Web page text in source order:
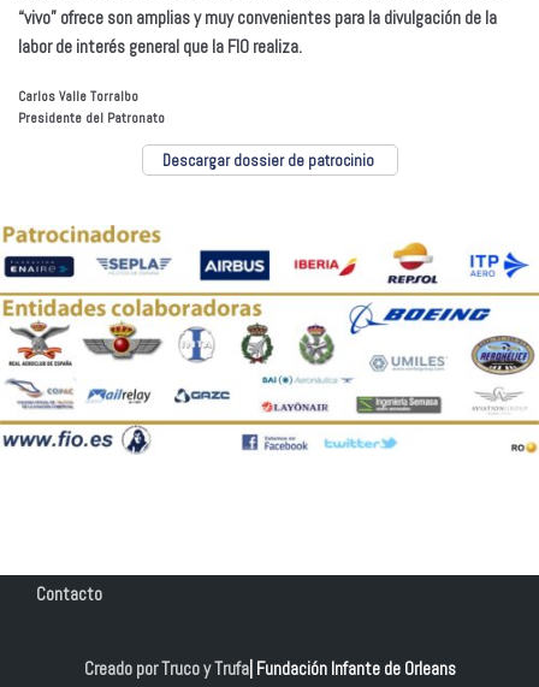
“vivo” ofrece son amplias y muy convenientes para la divulgación de la
labor de interés general que la FIO realiza.
Carlos Valle Torralbo
Presidente del Patronato
Descargar dossier de patrocinio
Contacto
Creado por Truco y Trufa| Fundación Infante de Orleans